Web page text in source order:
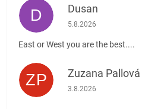
D Dusan
Hodnotenie
5.8.2026
East or West you are the best....
ZP Zuzana Pallová
Hodnotenie
3.8.2026